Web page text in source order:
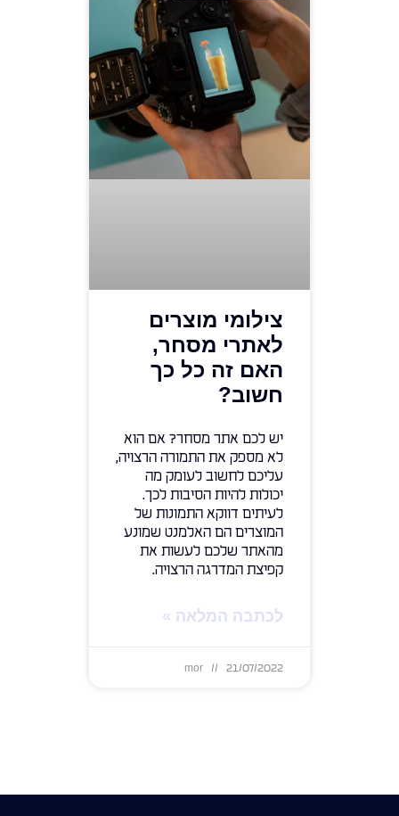
צילומי מוצרים
לאתרי מסחר,
האם זה כל כך
חשוב?
יש לכם אתר מסחר? אם הוא
לא מספק את התמורה הרצויה,
עליכם לחשוב לעומק מה
יכולות להיות הסיבות לכך.
לעיתים דווקא התמונות של
המוצרים הם האלמנט שמונע
מהאתר שלכם לעשות את
קפיצת המדרגה הרצויה.
לכתבה המלאה »
mor 21/07/2022